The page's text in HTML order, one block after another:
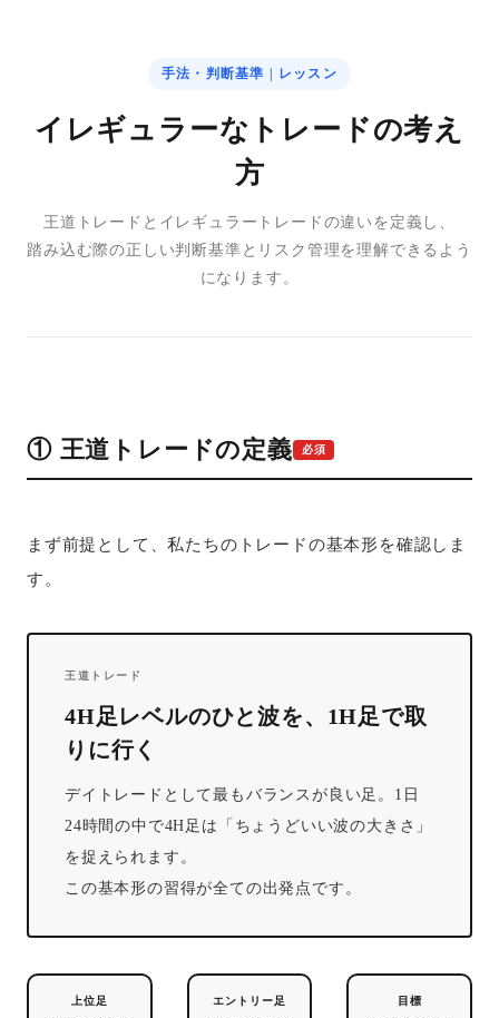
手法・判断基準 | レッスン
イレギュラーなトレードの考え
方
王道トレードとイレギュラートレードの違いを定義し、
踏み込む際の正しい判断基準とリスク管理を理解できるよう
になります。
① 王道トレードの定義 必須
まず前提として、私たちのトレードの基本形を確認しま
す。
王道トレード
4H足レベルのひと波を、1H足で取
りに行く
デイトレードとして最もバランスが良い足。1日
24時間の中で4H足は「ちょうどいい波の大きさ」
を捉えられます。
この基本形の習得が全ての出発点です。
上位足 エントリー足 目標